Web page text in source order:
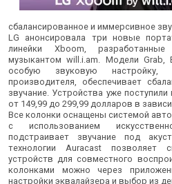
сбалансированное и иммерсивное
LG анонсировала три новые
линейки Xboom,
музыкантом will.i.am. Модели Grab,
особую звуковую настройку,
производителя, обеспечивает
звучание. Устройства уже
от 149,99 до 299,99 долларов в
Все колонки оснащены системой
с использованием
подстраивает звучание под
технологии Auracast позволяет
устройств для совместного
колонками можно через
настройки эквалайзера и выбор из